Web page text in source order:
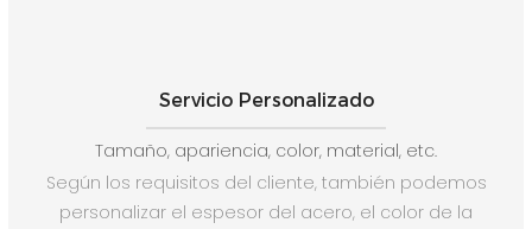
Servicio Personalizado
Tamaño, apariencia, color, material, etc.
Según los requisitos del cliente, también podemos
personalizar el espesor del acero, el color de la